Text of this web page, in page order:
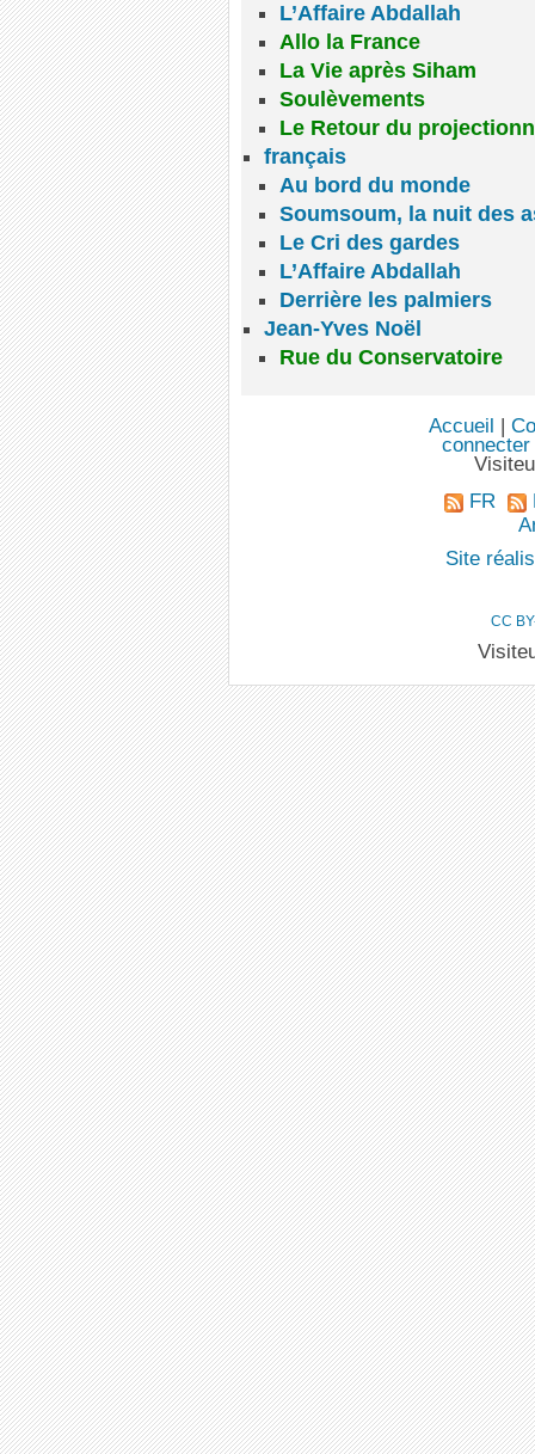
L’Affaire Abdallah
Allo la France
La Vie après Siham
Soulèvements
Le Retour du
français
Au bord du monde
Soumsoum, la nuit des
Le Cri des gardes
L’Affaire Abdallah
Derrière les palmiers
Jean-Yves Noël
Rue du Conservatoire
Accueil
connecter
FR
Site
CC